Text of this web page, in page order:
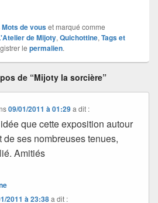
Mots de vouset marqué comme
de Mijoty, Quichottine, Tags et
le permalien.
de “Mijoty la sorcière”
09/01/2011 à 01:29 a dit :
que cette exposition autour
de ses nombreuses tenues,
Amitiés
2011 à 23:38a dit :